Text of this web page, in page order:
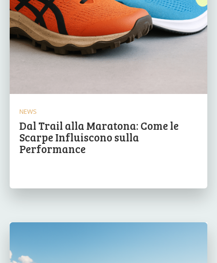
NEWS
Dal Trail alla Maratona: Come le
Scarpe Influiscono sulla
Performance